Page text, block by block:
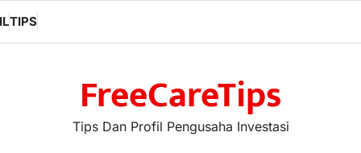
TIPS
FreeCareTips
Tips Dan Profil Pengusaha Investasi